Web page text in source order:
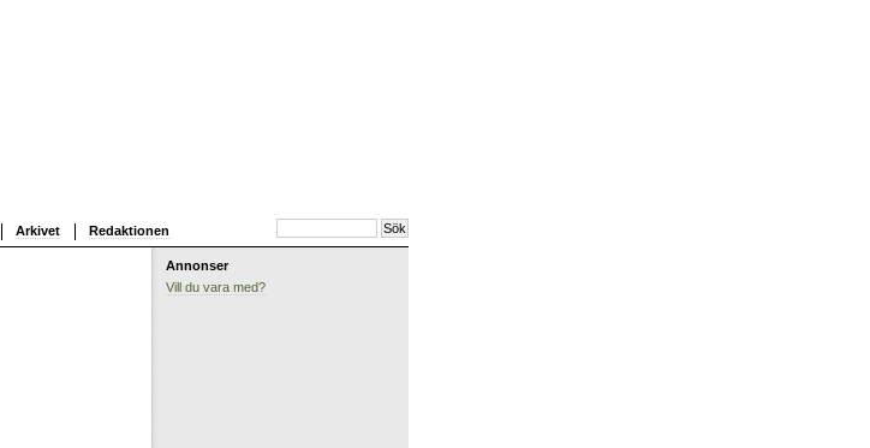
Arkivet Redaktionen
Annonser
Vill du vara med?